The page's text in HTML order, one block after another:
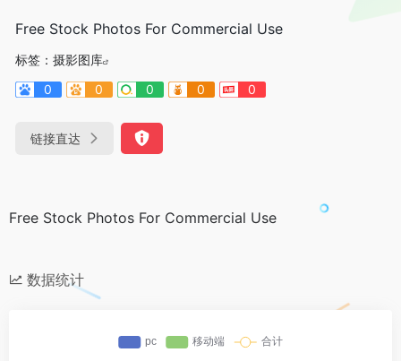
Free Stock Photos For Commercial Use
标签： 摄影图库
0
0 0 0 0
链接直达
Free Stock Photos For Commercial Use
数据统计